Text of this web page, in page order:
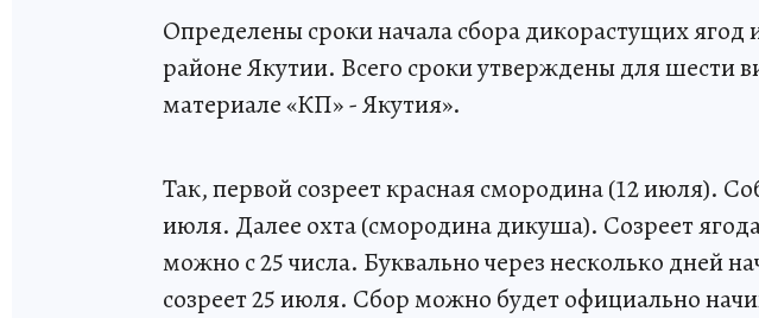
Определены сроки начала сбора дикорастущих ягод
районе Якутии. Всего сроки утверждены для шести
материале «КП» - Якутия».
Так, первой созреет красная смородина (12 июля).
июля. Далее охта (смородина дикуша). Созреет
можно с 25 числа. Буквально через несколько дней
созреет 25 июля. Сбор можно будет официально